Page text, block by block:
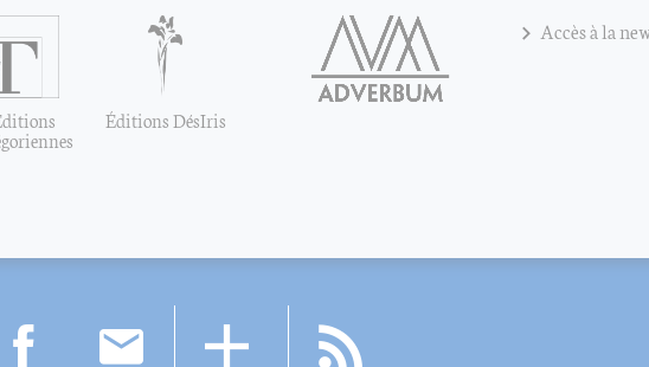
Éditions DésIris
Accès à la